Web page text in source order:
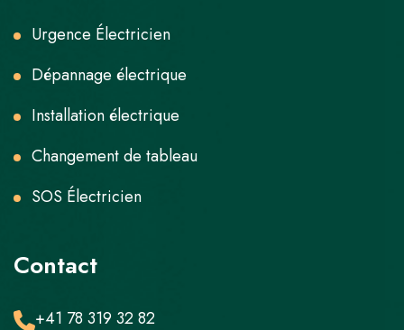
Urgence Électricien
Dépannage électrique
Installation électrique
Changement de tableau
SOS Électricien
Contact
+41 78 319 32 82